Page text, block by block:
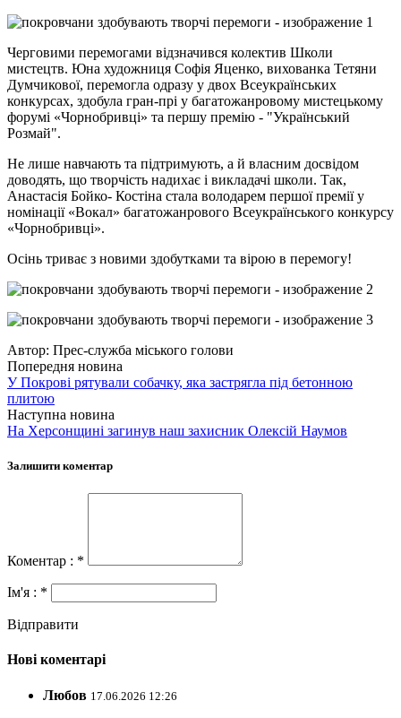
Черговими перемогами відзначився колектив Школи
мистецтв. Юна художниця Софія Яценко, вихованка Тетяни
Думчикової, перемогла одразу у двох Всеукраїнських
конкурсах, здобула гран-прі у багатожанровому мистецькому
форумі «Чорнобривці» та першу премію - "Український
Розмай".
Не лише навчають та підтримують, а й власним досвідом
доводять, що творчість надихає і викладачі школи. Так,
Анастасія Бойко- Костіна стала володарем першої премії у
номінації «Вокал» багатожанрового Всеукраїнського конкурсу
«Чорнобривці».
Осінь триває з новими здобутками та вірою в перемогу!
Автор: Прес-служба міського голови
Попередня новина
У Покрові рятували собачку, яка застрягла під бетонною
плитою
Наступна новина
На Херсонщині загинув наш захисник Олексій Наумов
Залишити коментар
Коментар : *
Ім'я : *
Відправити
Нові коментарі
Любов 17.06.2026 12:26